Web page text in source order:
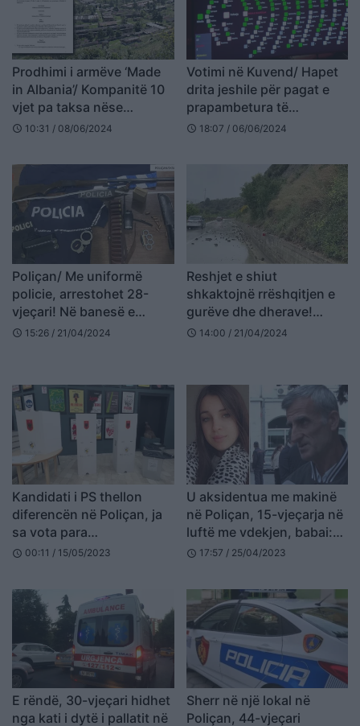
Prodhimi i armëve ‘Made
in Albania’/ Kompanitë 10
vjet pa taksa nëse
investojnë të paktën 25
e emëron kryeministri
schedule 10:31 / 08/06/2024
Votimi në Kuvend/ Hapet
drita jeshile për pagat e
prapambetura të
punonjësve të Poliçanit,
schedule 18:07 / 06/06/2024
Poliçan/ Me uniformë
policie, arrestohet 28-
vjeçari! Në banesë e
makinë i gjenden thika,
schedule 15:26 / 21/04/2024
Reshjet e shiut
shkaktojnë rrëshqitjen e
gurëve dhe dherave!
Problematike akset Berat-
schedule 14:00 / 21/04/2024
Kandidati i PS thellon
diferencën në Poliçan, ja
sa vota para
kundërshtarëve është
schedule 00:11 / 15/05/2023
U aksidentua me makinë
në Poliçan, 15-vjeçarja në
luftë me vdekjen, babai:
Më ndihmoni ta dërgoj për
schedule 17:57 / 25/04/2023
E rëndë, 30-vjeçari hidhet
nga kati i dytë i pallatit në
Sherr në një lokal në
Poliçan, 44-vjeçari